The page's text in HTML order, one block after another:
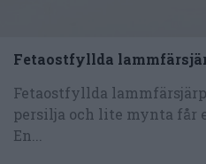
Fetaostfyllda
Fetaostfyllda
persilja och lite mynta får
En...